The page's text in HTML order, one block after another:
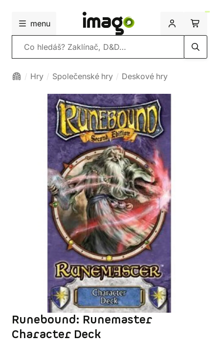
menu
Vyhledávání
Hry Společenské hry Deskové hry
Runebound: Runemaster
Character Deck